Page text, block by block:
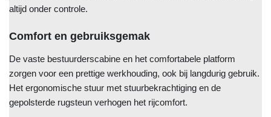
altijd onder controle.
Comfort en gebruiksgemak
De vaste bestuurderscabine en het comfortabele platform
zorgen voor een prettige werkhouding, ook bij langdurig gebruik.
Het ergonomische stuur met stuurbekrachtiging en de
gepolsterde rugsteun verhogen het rijcomfort.